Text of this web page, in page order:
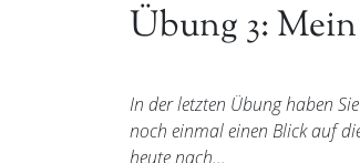
Übung 3:
In der letzten Übung haben
noch einmal einen Blick auf
heute nach…